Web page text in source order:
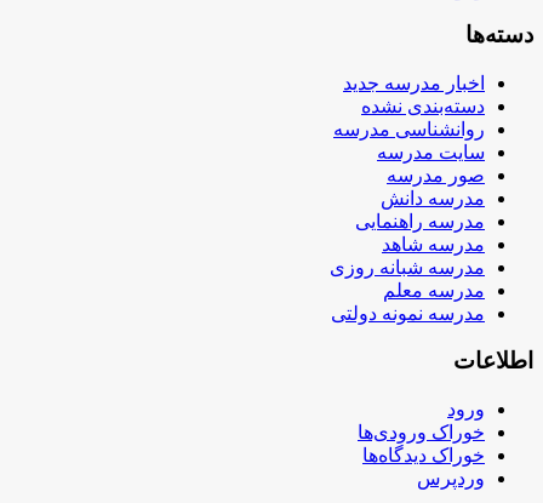
دسته‌ها
اخبار مدرسه جدید
دسته‌بندی نشده
روانشناسی مدرسه
سایت مدرسه
صور مدرسه
مدرسه دانش
مدرسه راهنمایی
مدرسه شاهد
مدرسه شبانه روزی
مدرسه معلم
مدرسه نمونه دولتی
اطلاعات
ورود
خوراک ورودی‌ها
خوراک دیدگاه‌ها
وردپرس